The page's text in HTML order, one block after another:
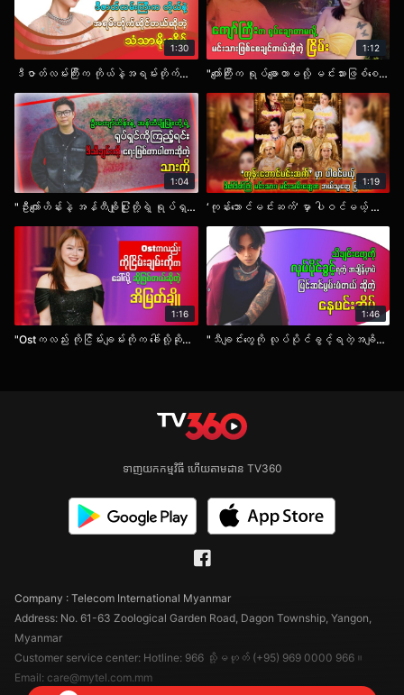
1:30
ဒီဇာတ်လမ်းကြီးက ကိုယ်နဲ့အရမ်းတိုက်ဆိုင်တယ်ဆိုတဲ့ သံသာမိုးသိမ့်.mp4
1:12
"ကျော်ကြီးက ရုပ်ချောတာမလို့ မင်းသားဖြစ်စေချင်တယ်ဆိုတဲ့ ငြိမ်း " .mp4
1:04
"ဦးကျော်ဟိန်းနဲ့ အန်တီချိုပြုံးတို့ရဲ့ ရုပ်ရှင်ကိုကြည့်ရင်း ဒီသီချင်းကို ရေးဖြစ်တာပါတာဆိုတဲ့ သားကို ".mp4
1:19
‘ကုန်းဘောင်မင်းဆက်’ မှာ ပါဝင်မယ့် ဒိတ်ဒိတ်ကြဲ မင်းသား၊ မင်းသမီးတွေက ဘယ်သူတွေ ဖြစ်မလဲ.mp4
1:16
"Ostကလည်း ကိုငြိမ်းချမ်းကိုက ခေါ်လို့ဆိုဖြစ်တယ်ဆိုတဲ့ အိမြတ်ချို ".mp4.
1:46
"သီချင်းတွေကို လုပ်ပိုင်ခွင့်ရတဲ့အချိန်မှာပဲ ပြင်ဆင်မွမ်းမံတယ်ဆိုတဲ့ နေမင်းအိမ် " .mp4
ទាញយកកម្មវិធី ហើយតាមដាន TV360
Company : Telecom International Myanmar
Address: No. 61-63 Zoological Garden Road, Dagon Township, Yangon,
Myanmar
Customer service center: Hotline: 966 သို့မဟုတ် (+95) 969 0000 966။
Email: care@mytel.com.mm